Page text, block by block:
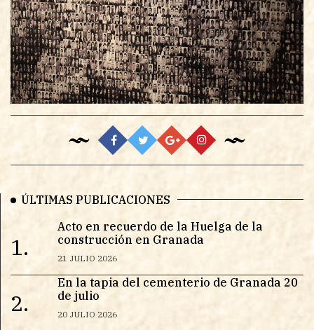
ÚLTIMAS PUBLICACIONES
1.
Acto en recuerdo de la Huelga de la
construcción en Granada
21 JULIO 2026
2.
En la tapia del cementerio de Granada 20
de julio
20 JULIO 2026